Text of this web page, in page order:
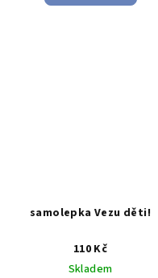
samolepka Vezu děti!
110 Kč
Skladem